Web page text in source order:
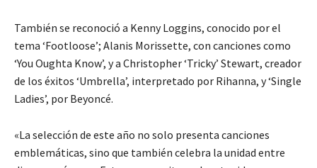
También se reconoció a Kenny Loggins, conocido por el
tema ‘Footloose’; Alanis Morissette, con canciones como
‘You Oughta Know’, y a Christopher ‘Tricky’ Stewart, creador
de los éxitos ‘Umbrella’, interpretado por Rihanna, y ‘Single
Ladies’, por Beyoncé.
«La selección de este año no solo presenta canciones
emblemáticas, sino que también celebra la unidad entre